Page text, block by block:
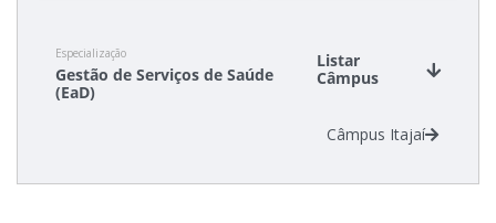
Especialização
Gestão de Serviços de Saúde
(EaD)
Listar
Câmpus
Câmpus Itajaí